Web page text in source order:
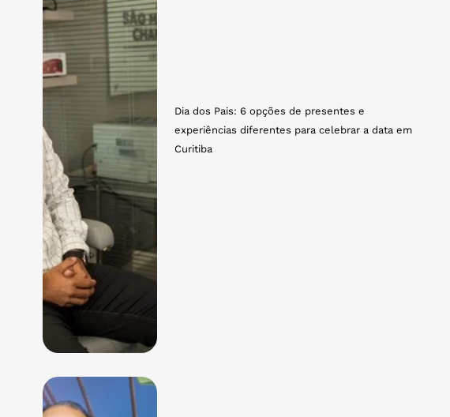
Dia dos Pais: 6 opções de presentes e
experiências diferentes para celebrar a data em
Curitiba